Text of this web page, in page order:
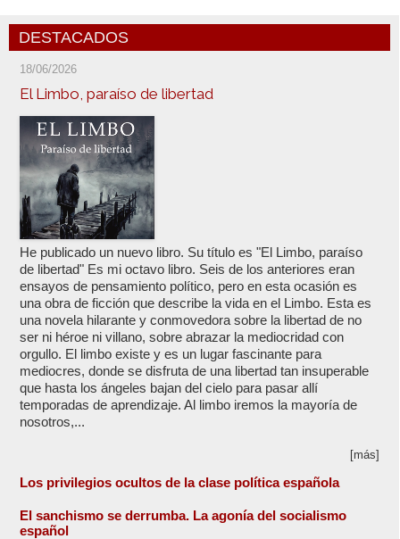
DESTACADOS
18/06/2026
El Limbo, paraíso de libertad
He publicado un nuevo libro. Su título es "El Limbo, paraíso
de libertad" Es mi octavo libro. Seis de los anteriores eran
ensayos de pensamiento político, pero en esta ocasión es
una obra de ficción que describe la vida en el Limbo. Esta es
una novela hilarante y conmovedora sobre la libertad de no
ser ni héroe ni villano, sobre abrazar la mediocridad con
orgullo. El limbo existe y es un lugar fascinante para
mediocres, donde se disfruta de una libertad tan insuperable
que hasta los ángeles bajan del cielo para pasar allí
temporadas de aprendizaje. Al limbo iremos la mayoría de
nosotros,...
[más]
Los privilegios ocultos de la clase política española
El sanchismo se derrumba. La agonía del socialismo
español